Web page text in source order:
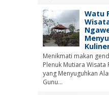
Watu
Menikmati makan
Plenuk Mutiara Wisata
yang Menyuguhkan
Gunu...